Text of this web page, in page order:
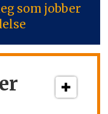
som jobber